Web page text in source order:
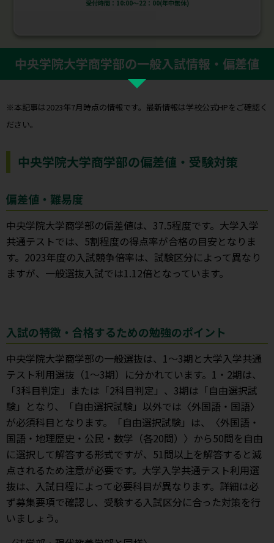
受付時間：10:00～22：00(年中無休)
中央学院大学商学部の一般入試情報・偏差値
※本記事は2023年7月時点の情報です。最新情報は学校公式HPをご確認く
ださい。
中央学院大学商学部の偏差値・受験対策
偏差値・難易度
中央学院大学商学部の偏差値は、37.5程度です。大学入学
共通テストでは、5割程度の得点率が合格の目安となりま
す。2023年度の入試競争倍率は、試験区分によって異なり
ますが、一般選抜入試では1.12倍となっています。
入試の特徴・合格するための勉強のポイント
中央学院大学商学部の一般選抜は、1～3期と大学入学共通
テスト利用選抜（1～3期）に分かれています。1・2期は、
「3科目判定」または「2科目判定」、3期は「自由選択試
験」となり、「自由選択試験」以外では〈外国語・国語〉
が必須科目となります。「自由選択試験」は、〈外国語・
国語・地理歴史・公民・数学（各20問）〉から50問を自由
に選択して解答する形式ですが、51問以上を解答すると減
点されるため注意が必要です。大学入学共通テスト利用選
抜は、入試日程によって必要科目が異なります。詳細は必
ず募集要項で確認し、受験する入試区分に合った対策を行
いましょう。